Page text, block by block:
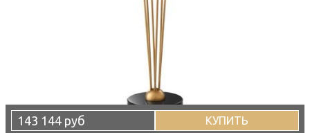
143 144 руб КУПИТЬ